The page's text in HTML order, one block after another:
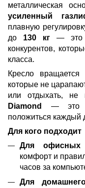
металлическая
усиленный
плавную
до 130 кг— это
конкурентов,
класса.
Кресло вращается
которые не
или отдыхать, не
Diamond — это
положиться каждый
Для кого подходит
Для офисных
комфорт и
часов за
Для